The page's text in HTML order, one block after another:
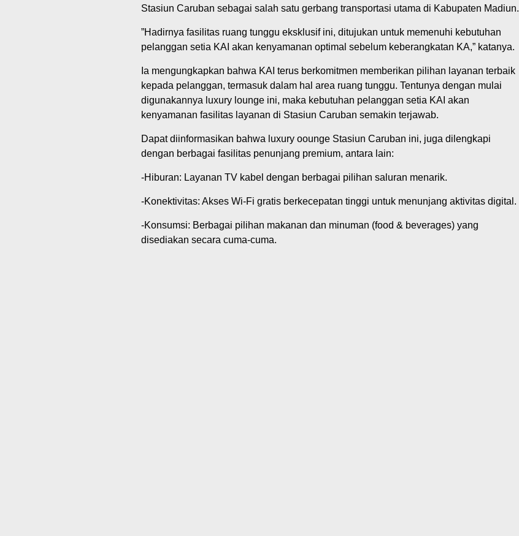
Stasiun Caruban sebagai salah satu gerbang transportasi utama di Kabupaten Madiun.
‎”Hadirnya fasilitas ruang tunggu eksklusif ini, ditujukan untuk memenuhi kebutuhan
pelanggan setia KAI akan kenyamanan optimal sebelum keberangkatan KA,” katanya.
‎Ia mengungkapkan bahwa KAI terus berkomitmen memberikan pilihan layanan terbaik
kepada pelanggan, termasuk dalam hal area ruang tunggu. Tentunya dengan mulai
digunakannya luxury lounge ini, maka kebutuhan pelanggan setia KAI akan
kenyamanan fasilitas layanan di Stasiun Caruban semakin terjawab.
Dapat diinformasikan bahwa luxury oounge Stasiun Caruban ini, juga dilengkapi
dengan berbagai fasilitas penunjang premium, antara lain:
‎-Hiburan: Layanan TV kabel dengan berbagai pilihan saluran menarik.
-Konektivitas: Akses Wi-Fi gratis berkecepatan tinggi untuk menunjang aktivitas digital.
‎-Konsumsi: Berbagai pilihan makanan dan minuman (food & beverages) yang
disediakan secara cuma-cuma.